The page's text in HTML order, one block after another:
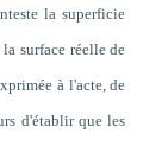
la superficie
surface réelle de
à l'acte, de
d'établir que les